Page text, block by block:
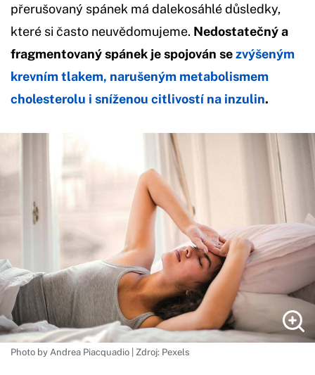
přerušovaný spánek má dalekosáhlé důsledky,
které si často neuvědomujeme. Nedostatečný a
fragmentovaný spánek je spojován sezvýšeným
krevním tlakem, narušeným metabolismem
cholesterolu i sníženou citlivostí na inzulin.
Photo by Andrea Piacquadio | Zdroj: Pexels